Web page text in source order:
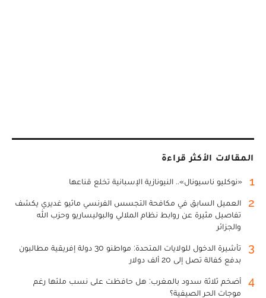
المقالات الأكثر قراءة
1 «نوكليو ناسيونال».. النيونازية الإسبانية تخلع قناعها
2
العميل السابق في مكافحة التجسس الفرنسي ماثيو غديري يكشف
تفاصيل مثيرة عن روابط نظام الملالي والبوليساريو وحزب الله
والجزائر
3
تأشيرة الدخول للولايات المتحدة: مواطنو 30 دولة إفريقية مطالبون
بدفع كفالة تصل إلى 20 ألف دولار
4
أضخم ثلاثة سدود بالمغرب: هل حافظت على نسب ملئها رغم
موجات الحر الصيفية؟